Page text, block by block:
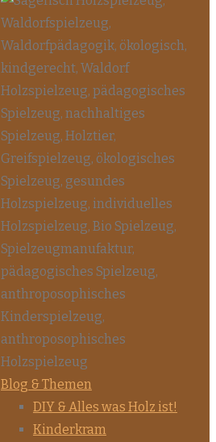
Blog & Themen
DIY & Alles was Holz ist!
Kinderkram